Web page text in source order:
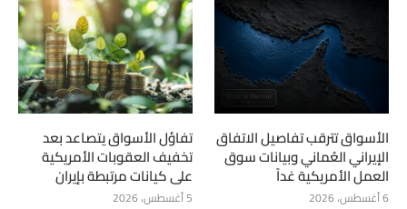
الأسواق تترقب تفاصيل الاتفاق
الإيراني العُماني وبيانات سوق
العمل الأمريكية غداً
6 أغسطس، 2026
تفاؤل الأسواق يتصاعد بعد
تخفيف العقوبات الأمريكية
على كيانات مرتبطة بإيران
5 أغسطس، 2026